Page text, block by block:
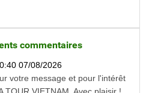
commentaires
07/08/2026
votre message et pour l'intérêt
TOUR VIETNAM. Avec plaisir !